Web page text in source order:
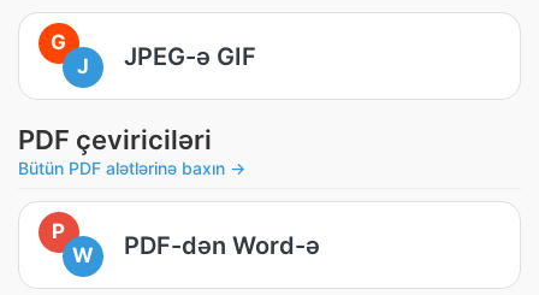
G
J
JPEG-ə GIF
PDF çeviriciləri
Bütün PDF alətlərinə baxın →
P
W
PDF-dən Word-ə